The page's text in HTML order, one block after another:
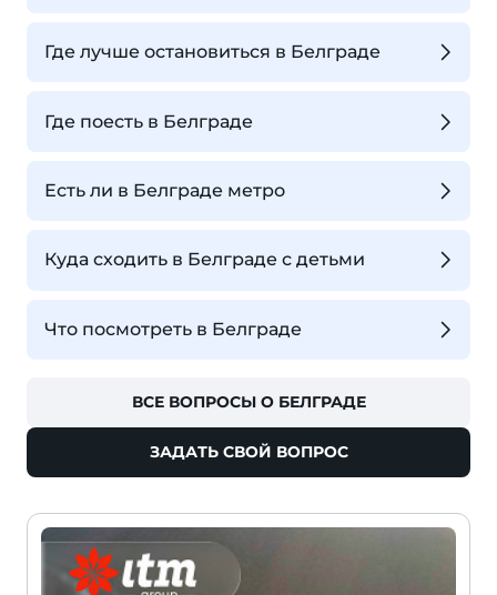
Где лучше остановиться в Белграде
Где поесть в Белграде
Есть ли в Белграде метро
Куда сходить в Белграде с детьми
Что посмотреть в Белграде
ВСЕ ВОПРОСЫ О БЕЛГРАДЕ
ЗАДАТЬ СВОЙ ВОПРОС